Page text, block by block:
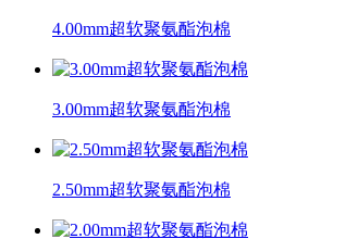
4.00mm超软聚氨酯泡棉
3.00mm超软聚氨酯泡棉
2.50mm超软聚氨酯泡棉